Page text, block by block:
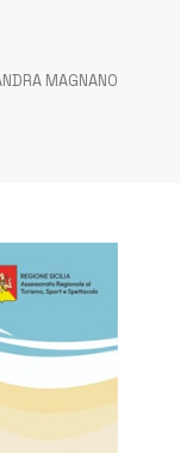
MAGNANO